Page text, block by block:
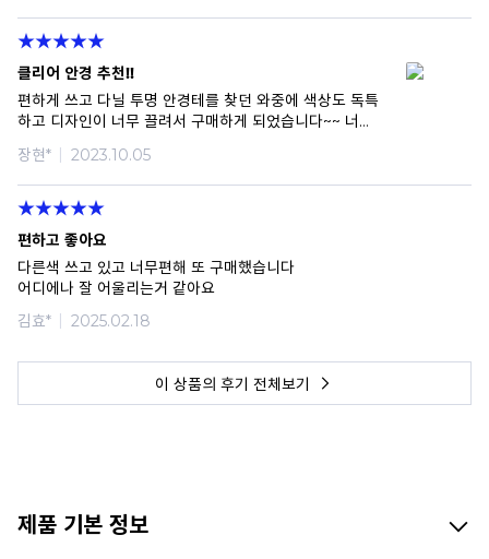
클리어 안경 추천!!
편하게 쓰고 다닐 투명 안경테를 찾던 와중에 색상도 독특
하고 디자인이 너무 끌려서 구매하게 되었습니다~~ 너
장현* 2023.10.05
편하고 좋아요
다른색 쓰고 있고 너무편해 또 구매했습니다
어디에나 잘 어울리는거 같아요
김효*
2025.02.18
이 상품의 후기 전체보기
제품 기본 정보